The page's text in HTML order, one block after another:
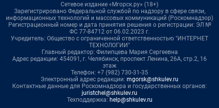
Сетевое издание «Мгорск.ру» (18+)
Зарегистрировано Федеральной службой по надзору в сфере связи,
информационных технологий и массовых коммуникаций (Роскомнадзор)
Регистрационный номер и дата принятия решения о регистрации: ЭЛ №
ФС 77-84712 от 06.02.2023 г.
Учредитель: Общество с ограниченной ответственностью "ИНТЕРНЕТ
ТЕХНОЛОГИИ"
Главный редактор: Филипцева Мария Сергеевна
Адрес редакции: 454091, г. Челябинск, проспект Ленина, 26А, стр.2, 16
этаж
Телефон: +7 (982) 730-31-35
Электронный адрес редакции: mgorsk@shkulev.ru
Контактные данные для Роскомнадзора и государственных органов:
juristchel@shkulev.ru
Техподдержка: help@shkulev.ru